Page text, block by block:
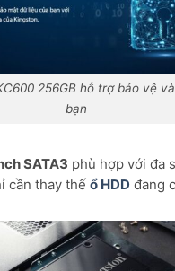
256GB hỗ trợ bảo vệ
bạn
SATA3 phù hợp với đa
cần thay thế ổ HDD đang